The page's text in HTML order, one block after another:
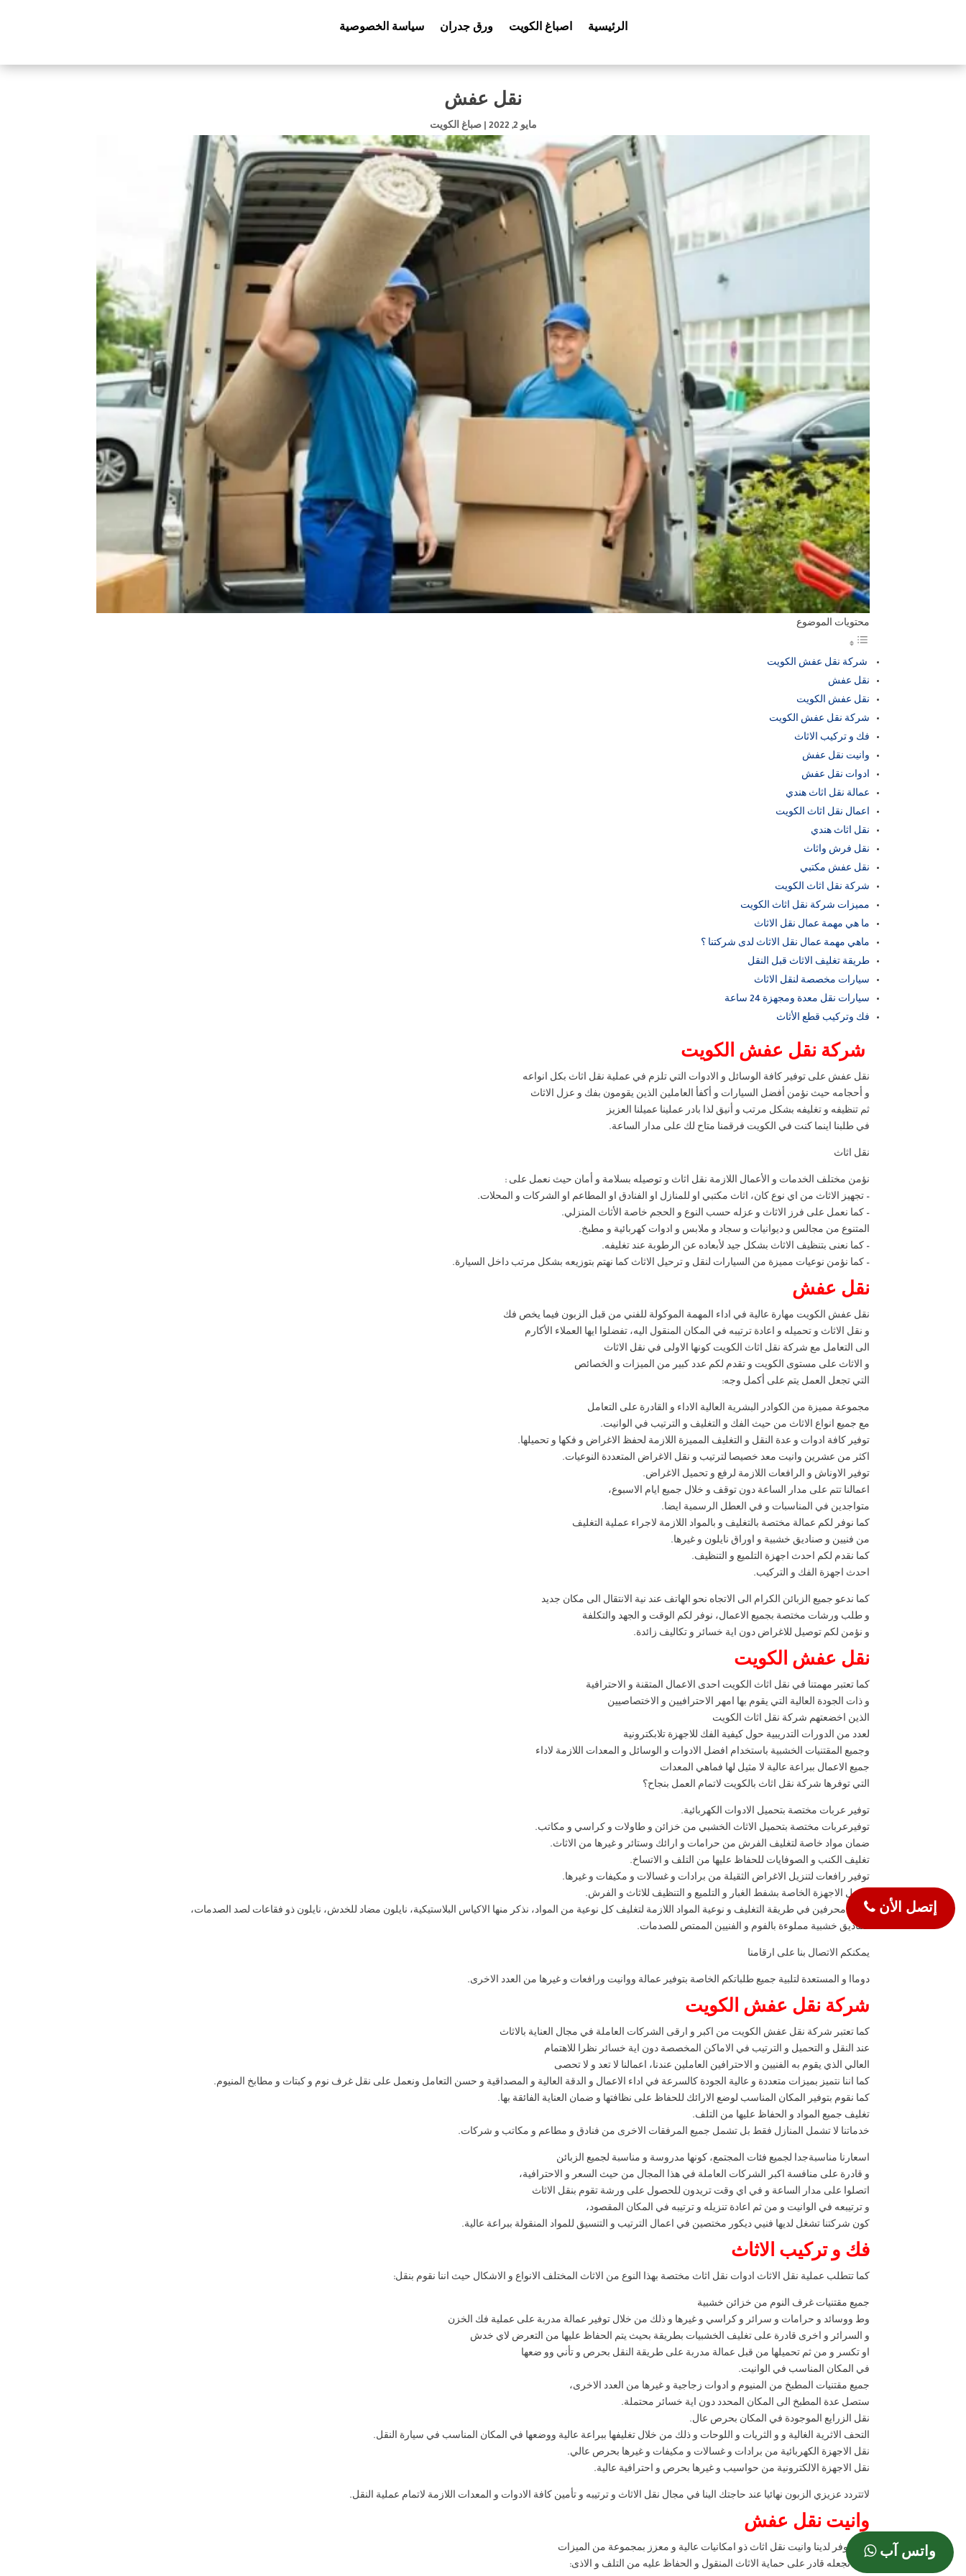
الرئيسية اصباغ الكويت ورق جدران سياسة الخصوصية
نقل عفش
مايو 2, 2022 |صباغ الكويت
محتويات الموضوع
شركة نقل عفش الكويت
نقل عفش
نقل عفش الكويت
شركة نقل عفش الكويت
فك و تركيب الاثاث
وانيت نقل عفش
ادوات نقل عفش
عمالة نقل اثاث هندي
اعمال نقل اثاث الكويت
نقل اثاث هندي
نقل فرش واثاث
نقل عفش مكتبي
شركة نقل اثاث الكويت
مميزات شركة نقل اثاث الكويت
ما هي مهمة عمال نقل الاثاث
ماهي مهمة عمال نقل الاثاث لدى شركتنا ؟
طريقة تغليف الاثاث قبل النقل
سيارات مخصصة لنقل الاثاث
سيارات نقل معدة ومجهزة 24 ساعة
فك وتركيب قطع الأثاث
شركة نقل عفش الكويت
نقل عفش على توفير كافة الوسائل و الادوات التي تلزم في عملية نقل اثاث بكل انواعه
و أحجامه حيث نؤمن أفضل السيارات و أكفأ العاملين الذين يقومون بفك و عزل الاثاث
ثم تنظيفه و تغليفه بشكل مرتب و أنيق لذا بادر عملينا عميلنا العزيز
في طلبنا اينما كنت في الكويت فرقمنا متاح لك على مدار الساعة.
نقل اثاث
نؤمن مختلف الخدمات و الأعمال اللازمة نقل اثاث و توصيله بسلامة و أمان حيث نعمل على :
– تجهيز الاثاث من اي نوع كان، اثاث مكتبي او للمنازل او الفنادق او المطاعم او الشركات و المحلات.
– كما نعمل على فرز الاثاث و عزله حسب النوع و الحجم خاصة الأثاث المنزلي.
المتنوع من مجالس و ديوانيات و سجاد و ملابس و ادوات كهربائية و مطبخ.
– كما نعنى بتنظيف الاثاث بشكل جيد لأبعاده عن الرطوبة عند تغليفه.
– كما نؤمن نوعيات مميزة من السيارات لنقل و ترحيل الاثاث كما نهتم بتوزيعه بشكل مرتب داخل السيارة.
نقل عفش
نقل عفش الكويت مهارة عالية في اداء المهمة الموكولة للفني من قبل الزبون فيما يخص فك
و نقل الاثاث و تحميله و اعادة ترتيبه في المكان المنقول اليه، تفضلوا ايها العملاء الأكارم
الى التعامل مع شركة نقل اثاث الكويت كونها الاولى في نقل الاثاث
و الاثاث على مستوى الكويت و تقدم لكم عدد كبير من الميزات و الخصائص
التي تجعل العمل يتم على أكمل وجه:
مجموعة مميزة من الكوادر البشرية العالية الاداء و القادرة على التعامل
مع جميع انواع الاثاث من حيث الفك و التغليف و الترتيب في الوانيت.
توفير كافة ادوات و عدة النقل و التغليف المميزة اللازمة لحفظ الاغراض و فكها و تحميلها.
اكثر من عشرين وانيت معد خصيصا لترتيب و نقل الاغراض المتعددة النوعيات.
توفير الاوناش و الرافعات اللازمة لرفع و تحميل الاغراض.
اعمالنا تتم على مدار الساعة دون توقف و خلال جميع ايام الاسبوع،
متواجدين في المناسبات و في العطل الرسمية ايضا.
كما نوفر لكم عمالة مختصة بالتغليف و بالمواد اللازمة لاجراء عملية التغليف
من فنيين و صناديق خشبية و اوراق نايلون و غيرها.
كما نقدم لكم احدث اجهزة التلميع و التنظيف.
احدث اجهزة الفك و التركيب.
كما ندعو جميع الزبائن الكرام الى الاتجاه نحو الهاتف عند نية الانتقال الى مكان جديد
و طلب ورشات مختصة بجميع الاعمال، نوفر لكم الوقت و الجهد والتكلفة
و نؤمن لكم توصيل للاغراض دون اية خسائر و تكاليف زائدة.
نقل عفش الكويت
كما تعتبر مهمتنا في نقل اثاث الكويت احدى الاعمال المتقنة و الاحترافية
و ذات الجودة العالية التي يقوم بها امهر الاحترافيين و الاختصاصيين
الذين اخضعتهم شركة نقل اثاث الكويت
لعدد من الدورات التدريبية حول كيفية الفك للاجهزة تلابكترونية
وجميع المقتنيات الخشبية باستخدام افضل الادوات و الوسائل و المعدات اللازمة لاداء
جميع الاعمال ببراعة عالية لا مثيل لها فماهي المعدات
التي توفرها شركة نقل اثاث بالكويت لاتمام العمل بنجاح؟
توفير عربات مختصة بتحميل الادوات الكهربائية.
توفيرعربات مختصة بتحميل الاثاث الخشبي من خزائن و طاولات و كراسي و مكاتب.
ضمان مواد خاصة لتغليف الفرش من حرامات و ارائك وستائر و غيرها من الاثاث.
تغليف الكنب و الصوفايات للحفاظ عليها من التلف و الاتساخ.
توفير رافعات لتنزيل الاغراض الثقيلة من برادات و غسالات و مكيفات و غيرها.
افضل الاجهزة الخاصة بشفط الغبار و التلميع و التنظيف للاثاث و الفرش.
توفير محرفين في طريقة التغليف و نوعية المواد اللازمة لتغليف كل نوعية من المواد، نذكر منها الاكياس البلاستيكية، نايلون مضاد للخدش، نايلون ذو فقاعات لصد الصدمات،
صناديق خشبية مملوءة بالفوم و الفنيين الممتص للصدمات.
يمكنكم الاتصال بنا على ارقامنا
دوماا و المستعدة لتلبية جميع طلباتكم الخاصة بتوفير عمالة ووانيت ورافعات و غيرها من العدد الاخرى.
شركة نقل عفش الكويت
كما تعتبر شركة نقل عفش الكويت من اكبر و ارقى الشركات العاملة في مجال العناية بالاثاث
عند النقل و التحميل و الترتيب في الاماكن المخصصة دون اية خسائر نظرا للاهتمام
العالي الذي يقوم به الفنيين و الاحترافين العاملين عندنا، اعمالنا لا تعد و لا تحصى
كما اننا نتميز بميزات متعددة و عالية الجودة كالسرعة في اداء الاعمال و الدقة العالية و المصداقية و حسن التعامل ونعمل على نقل غرف نوم و كبتات و مطابخ المنيوم.
كما نقوم بتوفير المكان المناسب لوضع الارائك للحفاظ على نظافتها و ضمان العناية الفائقة بها.
تغليف جميع المواد و الحفاظ عليها من التلف.
خدماتنا لا تشمل المنازل فقط بل تشمل جميع المرفقات الاخرى من فنادق و مطاعم و مكاتب و شركات.
اسعارنا مناسبةجدا لجميع فئات المجتمع، كونها مدروسة و مناسبة لجميع الزبائن
و قادرة على منافسة اكبر الشركات العاملة في هذا المجال من حيث السعر و الاحترافية،
اتصلوا على مدار الساعة و في اي وقت تريدون للحصول على ورشة تقوم بنقل الاثاث
و ترتيبعه في الوانيت و من ثم اعادة تنزيله و ترتيبه في المكان المقصود،
كون شركتنا تشغل لديها فنيي ديكور مختصين في اعمال الترتيب و التنسيق للمواد المنقولة ببراعة عالية.
فك و تركيب الاثاث
كما تتطلب عملية نقل الاثاث ادوات نقل اثاث مختصة بهذا النوع من الاثاث المختلف الانواع و الاشكال حيث اننا نقوم بنقل:
جميع مقتنيات غرف النوم من خزائن خشبية
وط ووسائد و حرامات و سرائر و كراسي و غيرها و ذلك من خلال توفير عمالة مدربة على عملية فك الخزن
و السرائر و اخرى قادرة على تغليف الخشبيات بطريقة بحيث يتم الحفاظ عليها من التعرض لاي خدش
او تكسر و من ثم تحميلها من قبل عمالة مدربة على طريقة النقل بحرص و تأني وو ضعها
في المكان المناسب في الوانيت.
جميع مقتنيات المطبخ من المنيوم و ادوات زجاجية و غيرها من العدد الاخرى،
ستصل عدة المطبخ الى المكان المحدد دون اية خسائر محتملة.
نقل الزرايع الموجودة في المكان بحرص عال.
التحف الاثرية الغالية و و الثريات و اللوحات و ذلك من خلال تغليفها ببراعة عالية ووضعها في المكان المناسب في سيارة النقل.
نقل الاجهزة الكهربائية من برادات و غسالات و مكيفات و غيرها بحرص عالي.
نقل الاجهزة الالكترونية من حواسيب و غيرها بحرص و احترافية عالية.
لاتتردد عزيزي الزبون نهائيا عند حاجتك الينا في مجال نقل الاثاث و ترتيبه و تأمين كافة الادوات و المعدات اللازمة لاتمام عملية النقل.
وانيت نقل عفش
كما يتوفر لدينا وانيت نقل اثاث ذو امكانيات عالية و معزز بمجموعة من الميزات
التي تجعله قادر على حماية الاثاث المنقول و الحفاظ عليه من التلف و الاذى:
إتصل الأن
واتس آب